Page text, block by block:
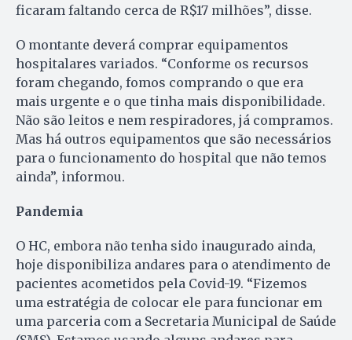
ficaram faltando cerca de R$17 milhões”, disse.
O montante deverá comprar equipamentos
hospitalares variados. “Conforme os recursos
foram chegando, fomos comprando o que era
mais urgente e o que tinha mais disponibilidade.
Não são leitos e nem respiradores, já compramos.
Mas há outros equipamentos que são necessários
para o funcionamento do hospital que não temos
ainda”, informou.
Pandemia
O HC, embora não tenha sido inaugurado ainda,
hoje disponibiliza andares para o atendimento de
pacientes acometidos pela Covid-19. “Fizemos
uma estratégia de colocar ele para funcionar em
uma parceria com a Secretaria Municipal de Saúde